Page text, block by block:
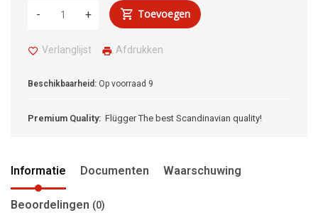
+
- Toevoegen
Verlanglijst Afdrukken
Beschikbaarheid: Op voorraad 9
Premium Quality: Flügger The best Scandinavian quality!
Informatie Documenten Waarschuwing
Beoordelingen (0)